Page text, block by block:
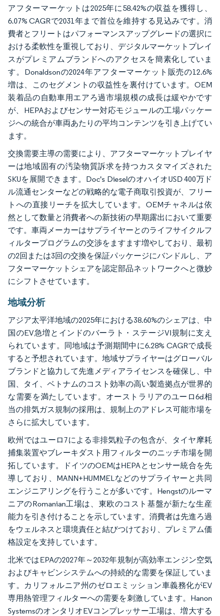
アフターマーケットは2025年に58.42%の収益を獲得し、
6.07% CAGRで2031年まで首位を維持する見込みです。消
費者とフリートはパフォーマンスアップグレードの選択に
おける柔軟性を重視しており、デジタルマーケットプレイ
スがプレミアムブランドへのアクセスを簡素化していま
す。Donaldsonの2024年アフターマーケット販売の12.6%
増は、このセグメントの収益性を裏付けています。OEM
装着品の自動車用エアろ過市場規模の成長は緩やかです
が、HEPAおよびセンサー対応モジュールの工場パッケー
ジへの統合が車両あたりの平均コンテンツを引き上げてい
ます。
交換需要主導の需要により、アフターマーケットプレイヤ
ーは地域固有の汚染物質訴求を持つカスタマイズされた
SKUを展開できます。Doc's DieselのオハイオUSD 400万ド
ル流通センターなどの戦略的な電子商取引投資が、フリー
トへの直接リーチを拡大しています。OEMチャネルは依
然として数量と消費者への新技術の早期露出において重要
です。車両メーカーはサプライヤーとのライフサイクルフ
ィルタープログラムの交渉をますます増やしており、最初
の2回または3回の交換を保証パッケージにバンドルし、ア
フターマーケットシェアを認定部品ネットワークへと微妙
にシフトさせています。
地域分析
アジア太平洋地域の2025年における38.60%のシェアは、中
国のEV急増とインドのバーラト・ステージVI規制に支え
られています。同地域は予測期間中に6.28% CAGRで成長
すると予想されています。地域サプライヤーはグローバル
ブランドと協力して先進メディアライセンスを確保し、中
国、タイ、ベトナムのコスト効率の高い製造拠点が世界的
な需要を満たしています。オーストラリアのユーロ6d相
当の排気ガス規制の採用は、規制上のアドレス可能市場を
さらに拡大しています。
欧州ではユーロ7による非排気粒子の包含が、タイヤ摩耗
捕集装置やブレーキダスト用フィルターのニッチ市場を開
拓しています。ドイツのOEMはHEPAとセンサー統合を先
導しており、MANN+HUMMELなどのサプライヤーと共同
エンジニアリングを行うことが多いです。Hengstのルーマ
ニアのRomanian工場は、東欧のコスト基盤が新たな生産
能力を引き付けることを示しています。消費者は先進ろ過
をウェルネスと環境責任と結びつけており、プレミアム価
格設定を支持しています。
北米ではEPAの2027年～2032年規制が高効率エンジン空気
およびキャビンシステムへの持続的な需要を保証していま
す。カリフォルニア州のゼロエミッション車義務化がEV
専用熱管理フィルターへの需要を刺激しています。Hanon
SystemsのオンタリオEVコンプレッサー工場は、増大する